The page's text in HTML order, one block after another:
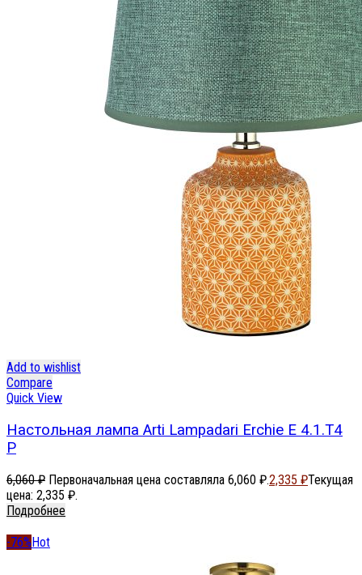
Add to wishlist
Compare
Quick View
Настольная лампа Arti Lampadari Erchie E 4.1.T4
P
6,060₽ Первоначальная цена составляла 6,060 ₽.2,335 ₽Текущая
цена: 2,335 ₽.
Подробнее
-76%Hot